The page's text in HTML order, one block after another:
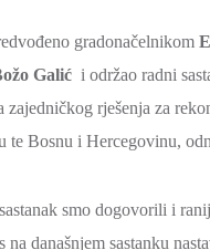
gradonačelnikom
Galić i održao radni
rješenja za
te Bosnu i Hercegovinu,
smo dogovorili i
na današnjem sastanku